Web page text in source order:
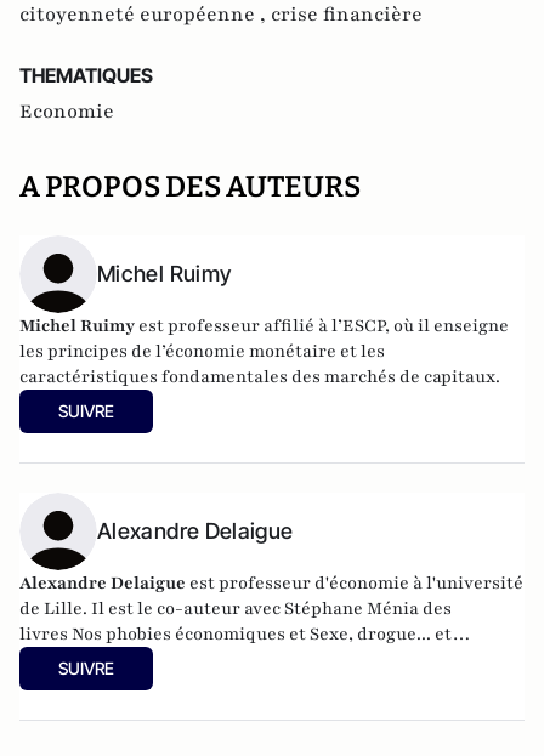
citoyenneté européenne , crise financière
THEMATIQUES
Economie
A PROPOS DES AUTEURS
Michel Ruimy
Michel Ruimy est professeur affilié à l’ESCP, où il enseigne
les principes de l’économie monétaire et les
caractéristiques fondamentales des marchés de capitaux.
SUIVRE
Alexandre Delaigue
Alexandre Delaigue estprofesseur d'économie à l'université
de Lille. Il est le co-auteur avec Stéphane Ménia des
livres Nos phobies économiques etSexe, drogue... et
économie : pas de sujet tabou pour les économistes
chez Pearson). Son site :
SUIVRE